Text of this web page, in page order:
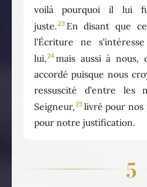
voilà pourquoi il lui
juste.23 En disant que
l’Écriture ne
lui,24 mais aussi à nous,
accordé puisque nous
ressuscité d’entre les
Seigneur,25 livré pour nos
pour notre justification.
5